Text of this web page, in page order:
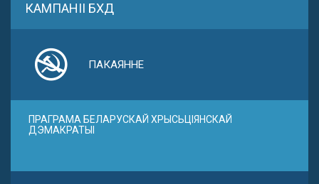
КАМПАНІІ БХД
ПАКАЯННЕ
ПРАГРАМА БЕЛАРУСКАЙ ХРЫСЬЦІЯНСКАЙ
ДЭМАКРАТЫІ